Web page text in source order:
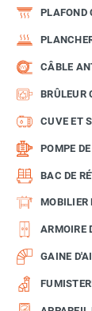
PLAFOND
CÂBLE
BRÛLEUR
CUVE ET
POMPE
BAC DE
MOBILIER
ARMOIRE
GAINE